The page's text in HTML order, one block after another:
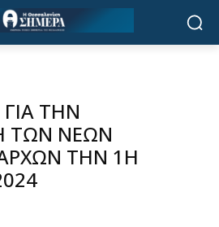
ΓΙΑ ΤΗΝ
ΤΩΝ ΝΈΩΝ
ΤΗΝ 1Η